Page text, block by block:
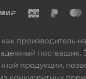
производитель
продукции,